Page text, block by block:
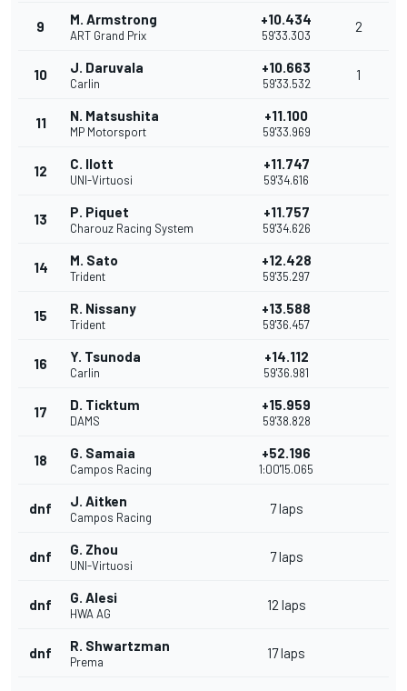
9 M. Armstrong
ART Grand Prix
+10.434
59'33.303
2
10 J. Daruvala
Carlin
+10.663
59'33.532
1
11 N. Matsushita
MP Motorsport
+11.100
59'33.969
12 C. Ilott
UNI-Virtuosi
+11.747
59'34.616
13 P. Piquet
Charouz Racing System
+11.757
59'34.626
14 M. Sato
Trident
+12.428
59'35.297
15 R. Nissany
Trident
+13.588
59'36.457
16 Y. Tsunoda
Carlin
+14.112
59'36.981
17 D. Ticktum
DAMS
+15.959
59'38.828
18 G. Samaia
Campos Racing
+52.196
1:00'15.065
dnf J. Aitken
Campos Racing
7 laps
dnf G. Zhou
UNI-Virtuosi
7 laps
dnf G. Alesi
HWA AG
12 laps
dnf R. Shwartzman
Prema
17 laps